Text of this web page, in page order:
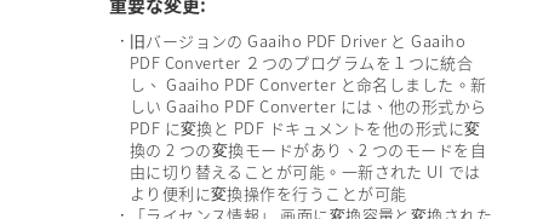
• 旧バージョンの Gaaiho PDF Driver と Gaaiho
PDF Converter ２つのプログラムを１つに統合
し、 Gaaiho PDF Converter と命名しました。新
しい Gaaiho PDF Converter には、他の形式から
PDF に変換と PDF ドキュメントを他の形式に変
換の 2 つの変換モードがあり、2 つのモードを自
由に切り替えることが可能。一新された UI では
より便利に変換操作を行うことが可能
•